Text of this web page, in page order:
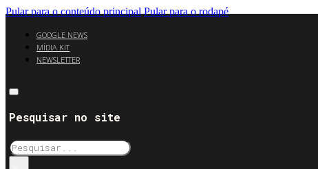
Pular para o conteúdo principal Pular para o rodapé
GOOGLE NEWS
MÍDIA KIT
NEWSLETTER
Pesquisar no site
Pesquisar